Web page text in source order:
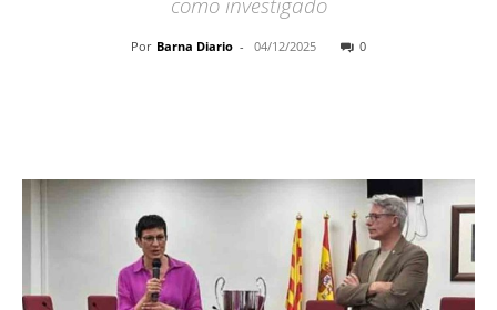
Por Barna Diario - 04/12/2025 0